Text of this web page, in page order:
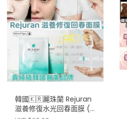
韓國🇰🇷麗珠蘭 Rejuran
滋養修復水光回春面膜 (5